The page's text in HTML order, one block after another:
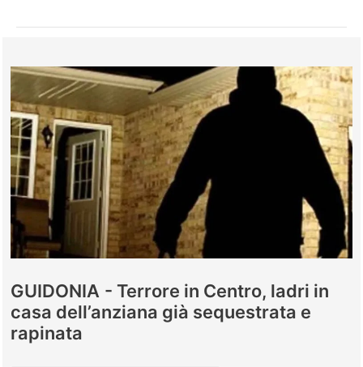
GUIDONIA - Terrore in Centro, ladri in
casa dell’anziana già sequestrata e
rapinata